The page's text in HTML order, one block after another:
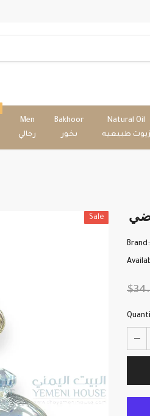
Men
رجالي
Bakhoor
بخور
Natural Oil
زيوت طبيعيه
Sale
Brand: